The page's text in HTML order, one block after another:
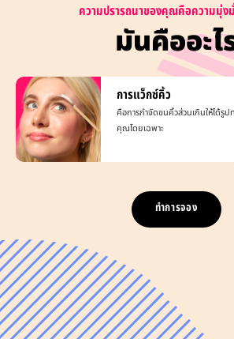
ความปรารถนาของคุณคือความมุ่ง
มันคืออะไ
การแว็กซ์คิ้ว
คือการกำจัดขนคิ้วส่วนเกินให้ได้รู
คุณโดยเฉพาะ
ทำการจอง